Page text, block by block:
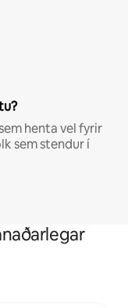
henta vel fyrir
sem stendur í